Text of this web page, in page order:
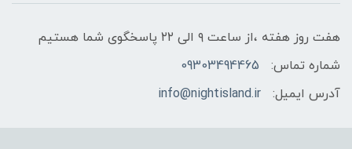
هفت روز هفته ،از ساعت ۹ الی ۲۲ پاسخگوی شما هستیم
شماره تماس:
09303494465
آدرس ایمیل:
info@nightisland.ir